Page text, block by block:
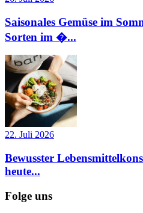
Saisonales Gemüse im
Sorten im �...
22. Juli 2026
Bewusster
heute...
Folge uns